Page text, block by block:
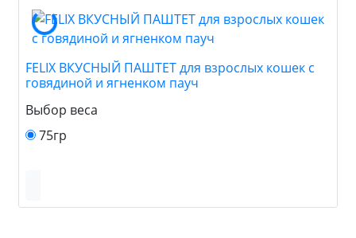
FELIX ВКУСНЫЙ ПАШТЕТ для взрослых кошек с
говядиной и ягненком пауч
Выбор веса
75гр